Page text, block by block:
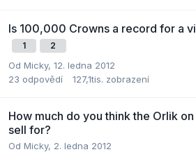
Is 100,000 Crowns a record for a
1 2
Od Micky, 12. ledna 2012
23 odpovědí 127,1tis. zobrazení
How much do you think the Orlik
sell for?
Od Micky, 2. ledna 2012